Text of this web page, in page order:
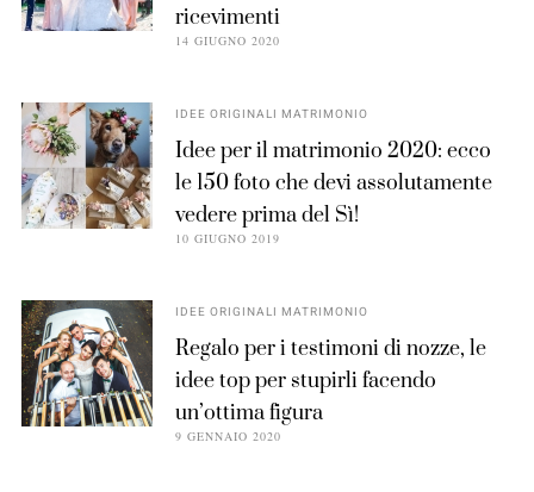
ricevimenti
14 GIUGNO 2020
IDEE ORIGINALI MATRIMONIO
Idee per il matrimonio 2020: ecco
le 150 foto che devi assolutamente
vedere prima del Sì!
10 GIUGNO 2019
IDEE ORIGINALI MATRIMONIO
Regalo per i testimoni di nozze, le
idee top per stupirli facendo
un’ottima figura
9 GENNAIO 2020